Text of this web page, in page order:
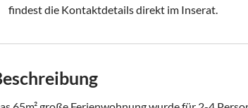
findest die Kontaktdetails direkt im Inserat.